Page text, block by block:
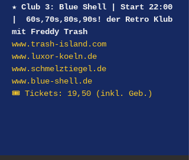
★ Club 3: Blue Shell | Start 22:00
|  60s,70s,80s,90s! der Retro Klub
mit Freddy Trash
www.trash-island.com
www.luxor-koeln.de
www.schmelztiegel.de
www.blue-shell.de
🎟 Tickets: 19,50 (inkl. Geb.)